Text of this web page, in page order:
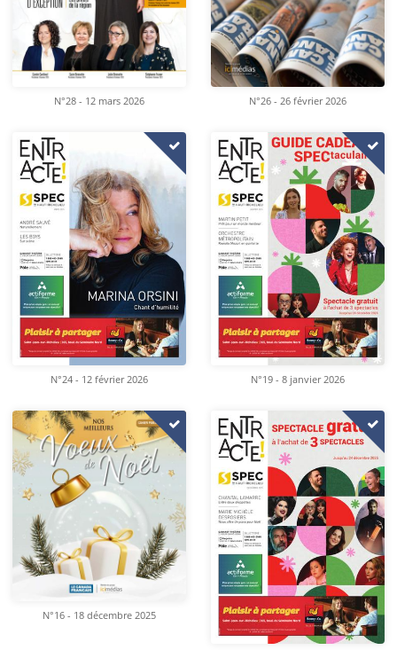
N°28 - 12 mars 2026 N°26 - 26 février 2026
N°24 - 12 février 2026 N°19 - 8 janvier 2026
N°16 - 18 décembre 2025